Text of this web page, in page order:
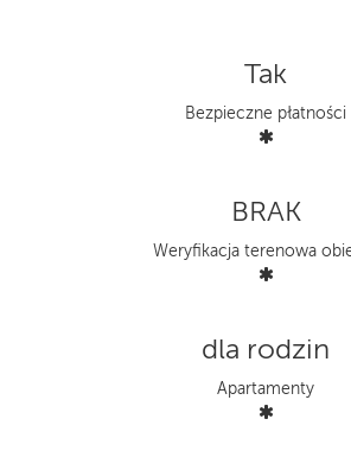
Tak
Bezpieczne płatności
BRAK
Weryfikacja terenowa
dla rodzin
Apartamenty